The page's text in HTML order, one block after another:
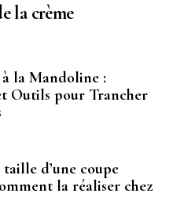
la crème
la Mandoline :
Outils pour Trancher
d’une coupe
la réaliser chez